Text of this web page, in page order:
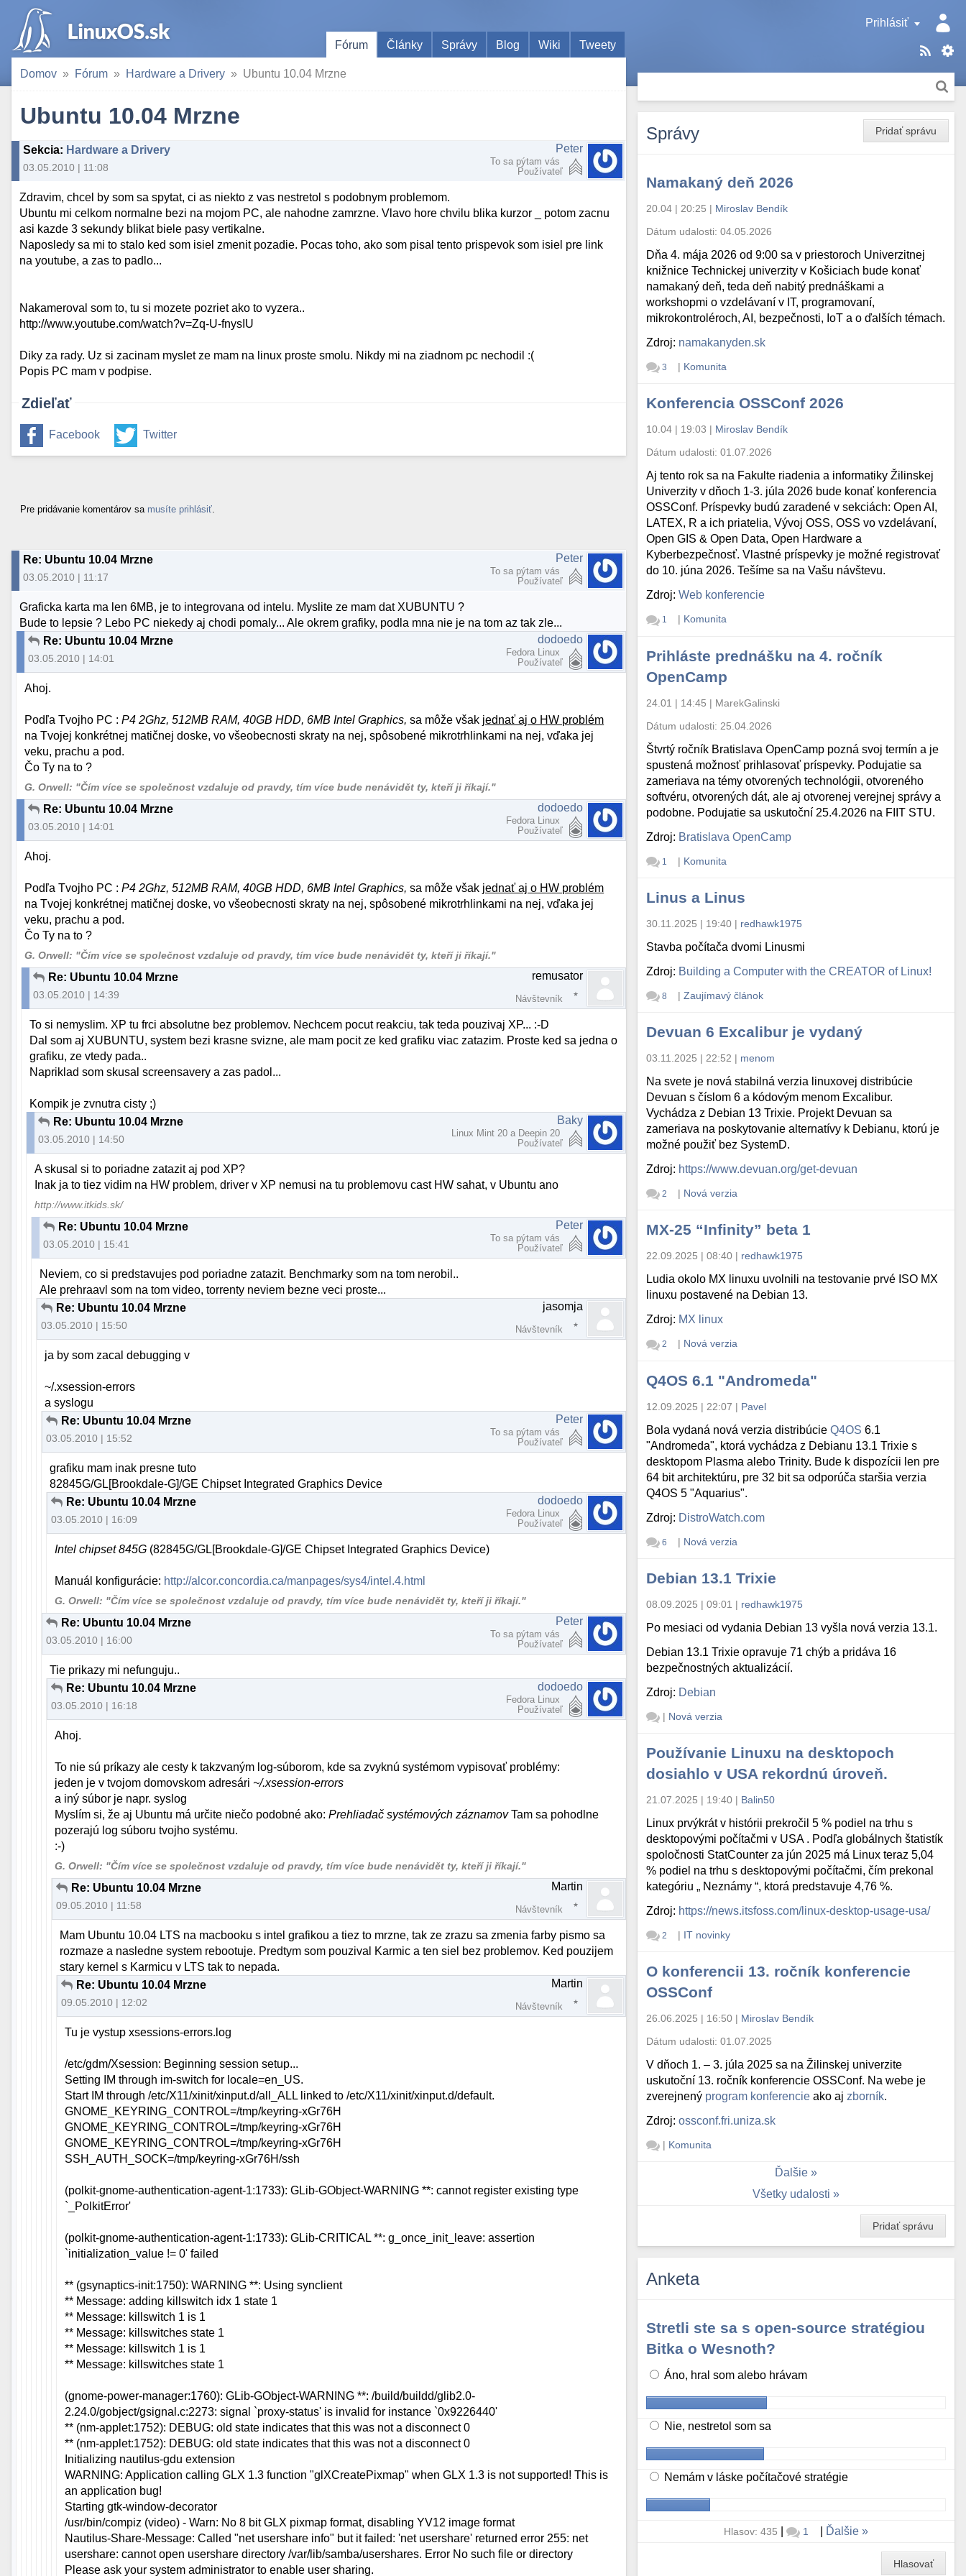
Prihlásiť
Fórum
Články Správy Blog Wiki Tweety
Domov Fórum Hardware a Drivery Ubuntu 10.04 Mrzne
Ubuntu 10.04 Mrzne
Sekcia: Hardware a Drivery
03.05.2010 | 11:08
Peter
To sa pýtam vás
Používateľ
Zdravim, chcel by som sa spytat, ci as niekto z vas nestretol s podobnym problemom.
Ubuntu mi celkom normalne bezi na mojom PC, ale nahodne zamrzne. Vlavo hore chvilu blika kurzor _ potom zacnu
asi kazde 3 sekundy blikat biele pasy vertikalne.
Naposledy sa mi to stalo ked som isiel zmenit pozadie. Pocas toho, ako som pisal tento prispevok som isiel pre link
na youtube, a zas to padlo...
Nakameroval som to, tu si mozete pozriet ako to vyzera..
http://www.youtube.com/watch?v=Zq-U-fnysIU
Diky za rady. Uz si zacinam myslet ze mam na linux proste smolu. Nikdy mi na ziadnom pc nechodil :(
Popis PC mam v podpise.
Zdieľať
Facebook Twitter
Pre pridávanie komentárov sa musíte prihlásiť
Re: Ubuntu 10.04 Mrzne
03.05.2010 | 11:17
Peter
To sa pýtam vás
Používateľ
Graficka karta ma len 6MB, je to integrovana od intelu. Myslite ze mam dat XUBUNTU ?
Bude to lepsie ? Lebo PC niekedy aj chodi pomaly... Ale okrem grafiky, podla mna nie je na tom az tak zle...
Re: Ubuntu 10.04 Mrzne
03.05.2010 | 14:01
dodoedo
Fedora Linux
Používateľ
Ahoj.
Podľa Tvojho PC :P4 2Ghz, 512MB RAM, 40GB HDD, 6MB Intel Graphics,sa môže však jednať aj o HW problém
na Tvojej konkrétnej matičnej doske, vo všeobecnosti skraty na nej, spôsobené mikrotrhlinkami na nej, vďaka jej
veku, prachu a pod.
Čo Ty na to ?
G. Orwell: "Čím více se společnost vzdaluje od pravdy, tím více bude nenávidět ty, kteří ji říkají."
Re: Ubuntu 10.04 Mrzne
03.05.2010 | 14:01
dodoedo
Fedora Linux
Používateľ
Ahoj.
Podľa Tvojho PC :P4 2Ghz, 512MB RAM, 40GB HDD, 6MB Intel Graphics,sa môže však jednať aj o HW problém
na Tvojej konkrétnej matičnej doske, vo všeobecnosti skraty na nej, spôsobené mikrotrhlinkami na nej, vďaka jej
veku, prachu a pod.
Čo Ty na to ?
G. Orwell: "Čím více se společnost vzdaluje od pravdy, tím více bude nenávidět ty, kteří ji říkají."
Re: Ubuntu 10.04 Mrzne
03.05.2010 | 14:39
remusator
Návštevník
To si nemyslim. XP tu frci absolutne bez problemov. Nechcem pocut reakciu, tak teda pouzivaj XP... :-D
Dal som aj XUBUNTU, system bezi krasne svizne, ale mam pocit ze ked grafiku viac zatazim. Proste ked sa jedna o
grafiku, ze vtedy pada..
Napriklad som skusal screensavery a zas padol...
Kompik je zvnutra cisty ;)
Re: Ubuntu 10.04 Mrzne
03.05.2010 | 14:50
Baky
Linux Mint 20 a Deepin 20
Používateľ
A skusal si to poriadne zatazit aj pod XP?
Inak ja to tiez vidim na HW problem, driver v XP nemusi na tu problemovu cast HW sahat, v Ubuntu ano
http://www.itkids.sk/
Re: Ubuntu 10.04 Mrzne
03.05.2010 | 15:41
Peter
To sa pýtam vás
Používateľ
Neviem, co si predstavujes pod poriadne zatazit. Benchmarky som na tom nerobil..
Ale prehraavl som na tom video, torrenty neviem bezne veci proste...
Re: Ubuntu 10.04 Mrzne
03.05.2010 | 15:50
jasomja
Návštevník
ja by som zacal debugging v
~/.xsession-errors
a syslogu
Re: Ubuntu 10.04 Mrzne
03.05.2010 | 15:52
Peter
To sa pýtam vás
Používateľ
grafiku mam inak presne tuto
82845G/GL[Brookdale-G]/GE Chipset Integrated Graphics Device
Re: Ubuntu 10.04 Mrzne
03.05.2010 | 16:09
dodoedo
Fedora Linux
Používateľ
Intel chipset 845G (82845G/GL[Brookdale-G]/GE Chipset Integrated Graphics Device)
Manuál konfigurácie: http://alcor.concordia.ca/manpages/sys4/intel.4.html
G. Orwell: "Čím více se společnost vzdaluje od pravdy, tím více bude nenávidět ty, kteří ji říkají."
Re: Ubuntu 10.04 Mrzne
03.05.2010 | 16:00
Peter
To sa pýtam vás
Používateľ
Tie prikazy mi nefunguju..
Re: Ubuntu 10.04 Mrzne
03.05.2010 | 16:18
dodoedo
Fedora Linux
Používateľ
Ahoj.
To nie sú príkazy ale cesty k takzvaným log-súborom, kde sa zvyknú systémom vypisovať problémy:
jeden je v tvojom domovskom adresári ~/.xsession-errors
a iný súbor je napr. syslog
Myslím si, že aj Ubuntu má určite niečo podobné ako:Prehliadač systémových záznamovTam sa pohodlne
pozerajú log súboru tvojho systému.
:-)
G. Orwell: "Čím více se společnost vzdaluje od pravdy, tím více bude nenávidět ty, kteří ji říkají."
Re: Ubuntu 10.04 Mrzne
09.05.2010 | 11:58
Martin
Návštevník
Mam Ubuntu 10.04 LTS na macbooku s intel grafikou a tiez to mrzne, tak ze zrazu sa zmenia farby pismo sa
rozmaze a nasledne system rebootuje. Predtym som pouzival Karmic a ten siel bez problemov. Ked pouzijem
stary kernel s Karmicu v LTS tak to nepada.
Re: Ubuntu 10.04 Mrzne
09.05.2010 | 12:02
Martin
Návštevník
Tu je vystup xsessions-errors.log
/etc/gdm/Xsession: Beginning session setup...
Setting IM through im-switch for locale=en_US.
Start IM through /etc/X11/xinit/xinput.d/all_ALL linked to /etc/X11/xinit/xinput.d/default.
GNOME_KEYRING_CONTROL=/tmp/keyring-xGr76H
GNOME_KEYRING_CONTROL=/tmp/keyring-xGr76H
GNOME_KEYRING_CONTROL=/tmp/keyring-xGr76H
SSH_AUTH_SOCK=/tmp/keyring-xGr76H/ssh
(polkit-gnome-authentication-agent-1:1733): GLib-GObject-WARNING **: cannot register existing type
`_PolkitError'
(polkit-gnome-authentication-agent-1:1733): GLib-CRITICAL **: g_once_init_leave: assertion
`initialization_value != 0' failed
** (gsynaptics-init:1750): WARNING **: Using synclient
** Message: adding killswitch idx 1 state 1
** Message: killswitch 1 is 1
** Message: killswitches state 1
** Message: killswitch 1 is 1
** Message: killswitches state 1
(gnome-power-manager:1760): GLib-GObject-WARNING **: /build/buildd/glib2.0-
2.24.0/gobject/gsignal.c:2273: signal `proxy-status' is invalid for instance `0x9226440'
** (nm-applet:1752): DEBUG: old state indicates that this was not a disconnect 0
** (nm-applet:1752): DEBUG: old state indicates that this was not a disconnect 0
Initializing nautilus-gdu extension
WARNING: Application calling GLX 1.3 function "glXCreatePixmap" when GLX 1.3 is not supported! This is
an application bug!
Starting gtk-window-decorator
/usr/bin/compiz (video) - Warn: No 8 bit GLX pixmap format, disabling YV12 image format
Nautilus-Share-Message: Called "net usershare info" but it failed: 'net usershare' returned error 255: net
usershare: cannot open usershare directory /var/lib/samba/usershares. Error No such file or directory
Please ask your system administrator to enable user sharing.
Pridať správu
Správy
Namakaný deň 2026
20.04 | 20:25 | Miroslav Bendík
Dátum udalosti:04.05.2026
Dňa 4. mája 2026 od 9:00 sa v priestoroch Univerzitnej
knižnice Technickej univerzity v Košiciach bude konať
namakaný deň, teda deň nabitý prednáškami a
workshopmi o vzdelávaní v IT, programovaní,
mikrokontroléroch, AI, bezpečnosti, IoT a o ďalších témach.
Zdroj: namakanyden.sk
3 | Komunita
Konferencia OSSConf 2026
10.04 | 19:03 | Miroslav Bendík
Dátum udalosti:01.07.2026
Aj tento rok sa na Fakulte riadenia a informatiky Žilinskej
Univerzity v dňoch 1-3. júla 2026 bude konať konferencia
OSSConf. Príspevky budú zaradené v sekciách: Open AI,
LATEX, R a ich priatelia, Vývoj OSS, OSS vo vzdelávaní,
Open GIS & Open Data, Open Hardware a
Kyberbezpečnosť. Vlastné príspevky je možné registrovať
do 10. júna 2026. Tešíme sa na Vašu návštevu.
Zdroj:Web konferencie
1 | Komunita
Prihláste prednášku na 4. ročník
OpenCamp
24.01 | 14:45 | MarekGalinski
Dátum udalosti: 25.04.2026
Štvrtý ročník Bratislava OpenCamp pozná svoj termín a je
spustená možnosť prihlasovať príspevky. Podujatie sa
zameriava na témy otvorených technológii, otvoreného
softvéru, otvorených dát, ale aj otvorenej verejnej správy a
podobne. Podujatie sa uskutoční 25.4.2026 na FIIT STU.
Zdroj: Bratislava OpenCamp
1 | Komunita
Linus a Linus
30.11.2025 | 19:40 | redhawk1975
Stavba počítača dvomi Linusmi
Zdroj: Building a Computer with the CREATOR of Linux!
8 | Zaujímavý článok
Devuan 6 Excalibur je vydaný
03.11.2025 | 22:52 | menom
Na svete je nová stabilná verzia linuxovej distribúcie
Devuan s číslom 6 a kódovým menom Excalibur.
Vychádza z Debian 13 Trixie. Projekt Devuan sa
zameriava na poskytovanie alternatívy k Debianu, ktorú je
možné použiť bez SystemD.
Zdroj: https://www.devuan.org/get-devuan
2 | Nová verzia
MX-25 “Infinity” beta 1
22.09.2025 | 08:40 | redhawk1975
Ludia okolo MX linuxu uvolnili na testovanie prvé ISO MX
linuxu postavené na Debian 13.
Zdroj: MX linux
2 | Nová verzia
Q4OS 6.1 "Andromeda"
12.09.2025 | 22:07 | Pavel
Bola vydaná nová verzia distribúcieQ4OS 6.1
"Andromeda", ktorá vychádza z Debianu 13.1 Trixie s
desktopom Plasma alebo Trinity. Bude k dispozícii len pre
64 bit architektúru, pre 32 bit sa odporúča staršia verzia
Q4OS 5 "Aquarius".
Zdroj: DistroWatch.com
6 | Nová verzia
Debian 13.1 Trixie
08.09.2025 | 09:01 | redhawk1975
Po mesiaci od vydania Debian 13 vyšla nová verzia 13.1.
Debian 13.1 Trixie opravuje 71 chýb a pridáva 16
bezpečnostných aktualizácií.
Zdroj: Debian
| Nová verzia
Používanie Linuxu na desktopoch
dosiahlo v USA rekordnú úroveň.
21.07.2025 | 19:40 | Balin50
Linux prvýkrát v histórii prekročil 5 % podiel na trhu s
desktopovými počítačmi v USA . Podľa globálnych štatistík
spoločnosti StatCounter za jún 2025 má Linux teraz 5,04
% podiel na trhu s desktopovými počítačmi, čím prekonal
kategóriu „ Neznámy “, ktorá predstavuje 4,76 %.
Zdroj: https://news.itsfoss.com/linux-desktop-usage-usa/
2 | IT novinky
O konferencii 13. ročník konferencie
OSSConf
26.06.2025 | 16:50 | Miroslav Bendík
Dátum udalosti:01.07.2025
V dňoch 1. – 3. júla 2025 sa na Žilinskej univerzite
uskutoční 13. ročník konferencie OSSConf. Na webe je
zverejnený program konferencie ako aj zborník.
Zdroj:ossconf.fri.uniza.sk
| Komunita
Ďalšie
Všetky udalosti
Pridať správu
Anketa
Stretli ste sa s open-source stratégiou
Bitka o Wesnoth?
Áno, hral som alebo hrávam
Nie, nestretol som sa
Nemám v láske počítačové stratégie
Hlasov: 435 | 1 Ďalšie
Hlasovať